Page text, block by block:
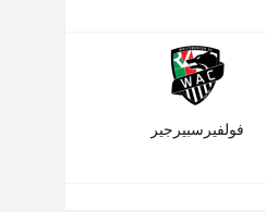
فولفيرسبيرجير